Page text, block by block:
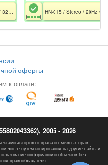
HN-015 / Stereo / 20Hz ~ 20kHz / 32 Ohm / Mic 30 Hz - 16 kHz / 2x MiniJack 3.5 / 2.1 m
оферты
к оплате:
2005 - 2026
авторского права и смежных прав.
числе путем копирования на другие сайты и
информации и объектов без
правообладателя.